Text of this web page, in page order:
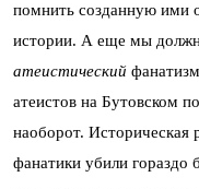
помнить созданную ими
истории. А еще мы
атеистический
атеистов на Бутовском
наоборот. Историческая
фанатики убили гораздо